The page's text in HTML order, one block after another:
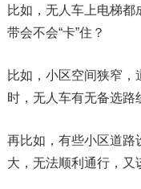
比如，无人车上电梯
带会不会“卡”住？
比如，小区空间狭窄，
时，无人车有无备选路
再比如，有些小区道路
大，无法顺利通行，又